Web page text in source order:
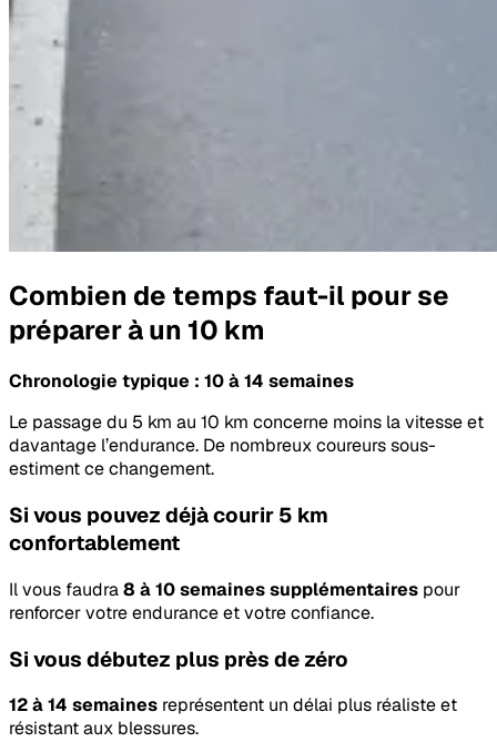
Combien de temps faut-il pour se
préparer à un 10 km
Chronologie typique : 10 à 14 semaines
Le passage du 5 km au 10 km concerne moins la vitesse et
davantage l’endurance. De nombreux coureurs sous-
estiment ce changement.
Si vous pouvez déjà courir 5 km
confortablement
Il vous faudra8 à 10 semaines supplémentaires pour
renforcer votre endurance et votre confiance.
Si vous débutez plus près de zéro
12 à 14 semaines représentent un délai plus réaliste et
résistant aux blessures.